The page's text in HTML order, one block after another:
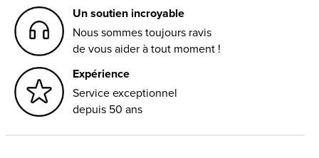
Un soutien incroyable
Nous sommes toujours ravis
de vous aider à tout moment !
Expérience
Service exceptionnel
depuis 50 ans